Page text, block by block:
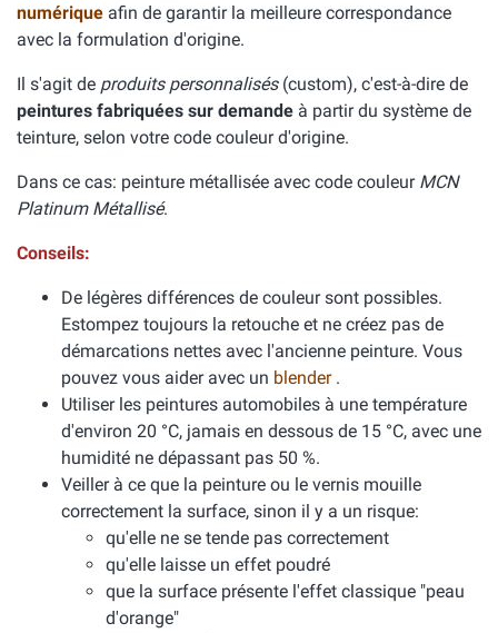
numérique afin de garantir la meilleure correspondance
avec la formulation d'origine.
Il s'agit de produits personnalisés(custom), c'est-à-dire de
peintures fabriquées sur demande à partir du système de
teinture, selon votre code couleur d'origine.
Dans ce cas: peinture métallisée avec code couleur MCN
Platinum Métallisé.
Conseils:
De légères différences de couleur sont possibles.
Estompez toujours la retouche et ne créez pas de
démarcations nettes avec l'ancienne peinture. Vous
pouvez vous aider avec un blender .
Utiliser les peintures automobiles à une température
d'environ 20 °C, jamais en dessous de 15 °C, avec une
humidité ne dépassant pas 50 %.
Veiller à ce que la peinture ou le vernis mouille
correctement la surface, sinon il y a un risque:
qu'elle ne se tende pas correctement
qu'elle laisse un effet poudré
que la surface présente l'effet classique "peau
d'orange"